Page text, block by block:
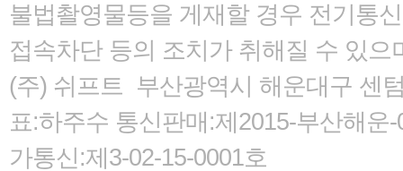
불법촬영물등을 게재할 경우 전기통
접속차단 등의 조치가 취해질 수 있으
(주) 쉬프트 부산광역시 해운대구 센
표:하주수 통신판매:제2015-부산해
가통신:제3-02-15-0001호